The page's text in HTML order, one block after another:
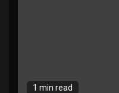
1 min read